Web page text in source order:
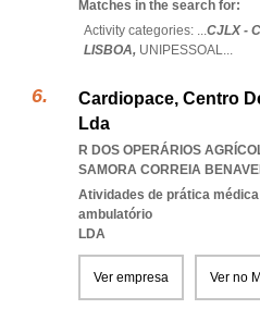
Matches in the search for:
Activity categories: ...CJLX -
LISBOA, UNIPESSOAL...
Cardiopace, Centro
Lda
R DOS OPERÁRIOS
SAMORA CORREIA
Atividades de prática
ambulatório
LDA
Ver empresa Ver no